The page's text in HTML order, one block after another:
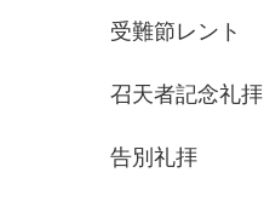
受難節レント
召天者記念礼拝
告別礼拝